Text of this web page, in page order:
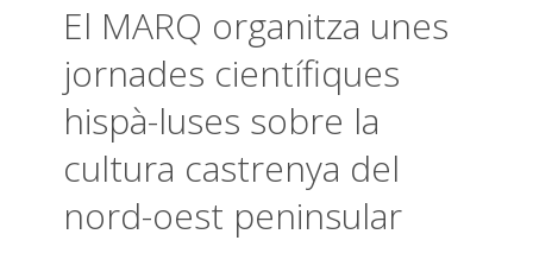
El MARQ organitza unes
jornades científiques
hispà-luses sobre la
cultura castrenya del
nord-oest peninsular